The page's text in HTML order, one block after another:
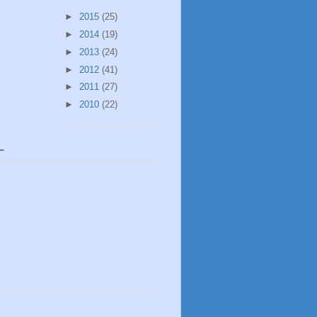
► 2015 (25)
► 2014 (19)
► 2013 (24)
► 2012 (41)
► 2011 (27)
► 2010 (22)